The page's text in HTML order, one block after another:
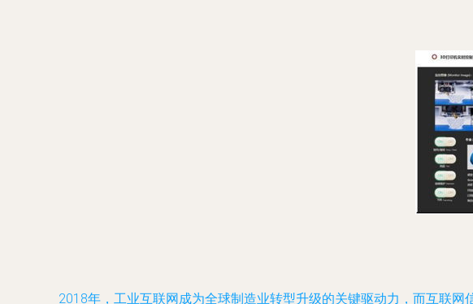
2018年，工业互联网成为全球制造业转型升级的关键驱动力，而互联